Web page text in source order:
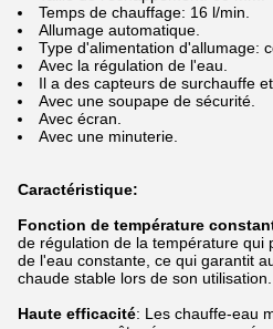
Temps de chauffage: 16 l/min.
Allumage automatique.
Type d'alimentation d'allumage:
Avec la régulation de l'eau.
Il a des capteurs de surchauffe
Avec une soupape de sécurité.
Avec écran.
Avec une minuterie.
Caractéristique:
Fonction de température
de régulation de la température qui
de l'eau constante, ce qui garantit
chaude stable lors de son utilisation.
Haute efficacité: Les chauffe-eau